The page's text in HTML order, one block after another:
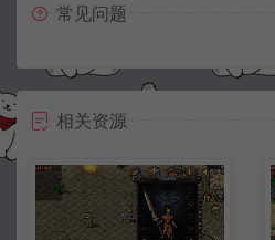
常见问题
相关资源